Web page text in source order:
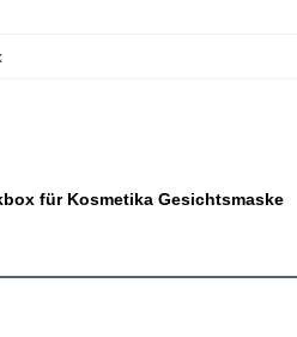
für Kosmetika Gesichtsmaske